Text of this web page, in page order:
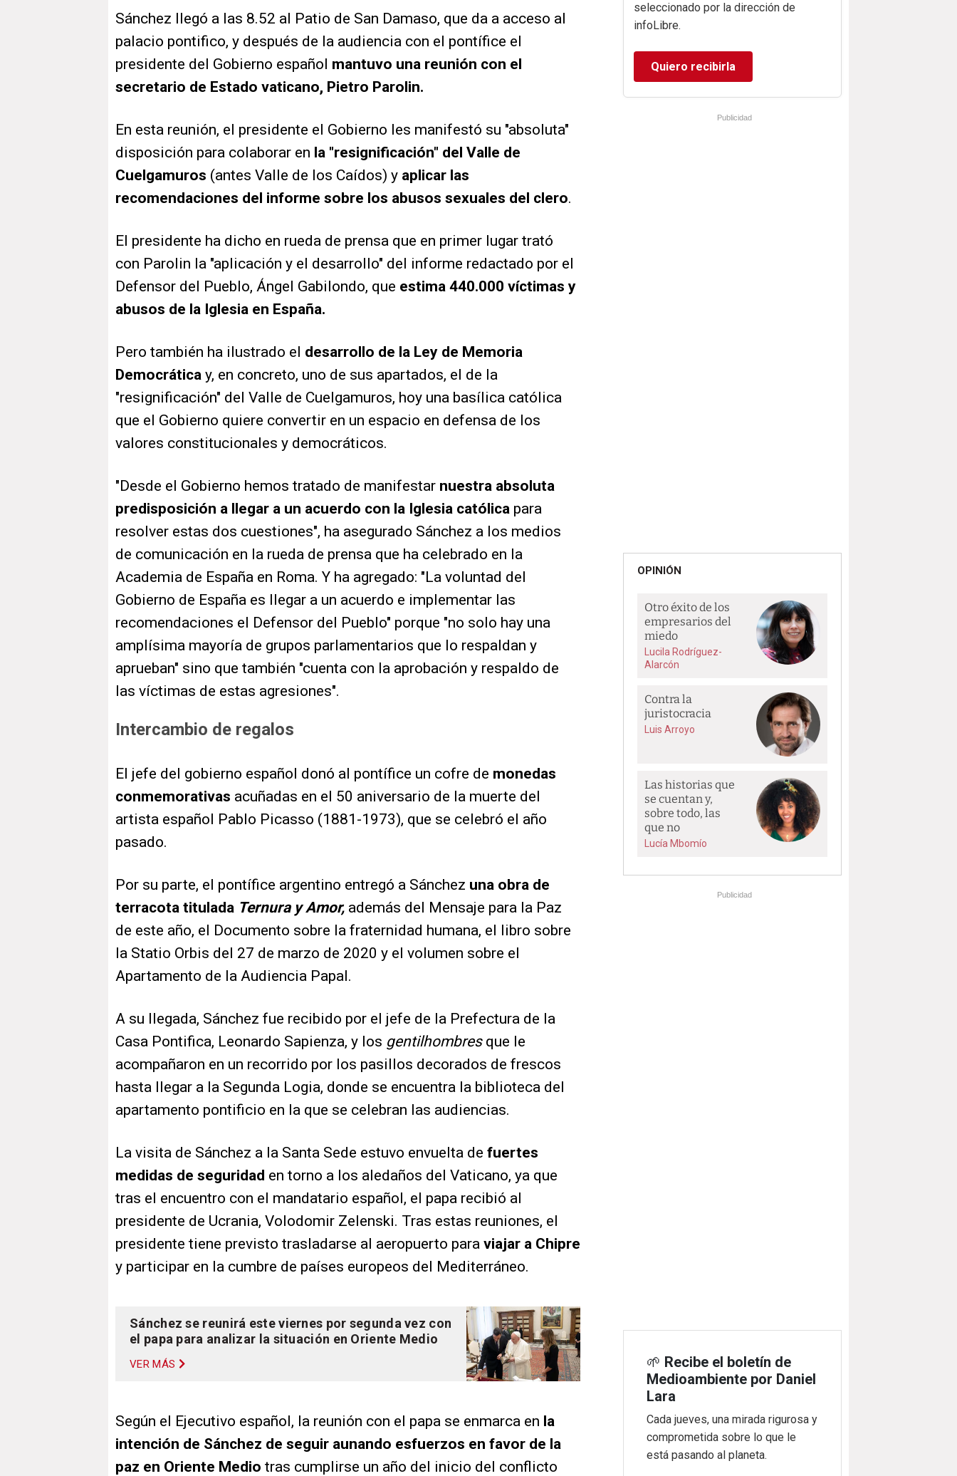
Sánchez llegó a las 8.52 al Patio de San Damaso, que da a acceso al
palacio pontifico, y después de la audiencia con el pontífice el
presidente del Gobierno español mantuvo una reunión con el
secretario de Estado vaticano, Pietro Parolin.
En esta reunión, el presidente el Gobierno les manifestó su "absoluta"
disposición para colaborar en la "resignificación" del Valle de
Cuelgamuros (antes Valle de los Caídos) y aplicar las
recomendaciones del informe sobre los abusos sexuales del clero.
El presidente ha dicho en rueda de prensa que en primer lugar trató
con Parolin la "aplicación y el desarrollo" del informe redactado por el
Defensor del Pueblo, Ángel Gabilondo, que estima 440.000 víctimas y
abusos de la Iglesia en España.
Pero también ha ilustrado el desarrollo de la Ley de Memoria
Democrática y, en concreto, uno de sus apartados, el de la
"resignificación" del Valle de Cuelgamuros, hoy una basílica católica
que el Gobierno quiere convertir en un espacio en defensa de los
valores constitucionales y democráticos.
"Desde el Gobierno hemos tratado de manifestar nuestra absoluta
predisposición a llegar a un acuerdo con la Iglesia católica para
resolver estas dos cuestiones", ha asegurado Sánchez a los medios
de comunicación en la rueda de prensa que ha celebrado en la
Academia de España en Roma. Y ha agregado: "La voluntad del
Gobierno de España es llegar a un acuerdo e implementar las
recomendaciones el Defensor del Pueblo" porque "no solo hay una
amplísima mayoría de grupos parlamentarios que lo respaldan y
aprueban" sino que también "cuenta con la aprobación y respaldo de
las víctimas de estas agresiones".
Intercambio de regalos
El jefe del gobierno español donó al pontífice un cofre de monedas
conmemorativas acuñadas en el 50 aniversario de la muerte del
artista español Pablo Picasso (1881-1973), que se celebró el año
pasado.
Por su parte, el pontífice argentino entregó a Sánchez una obra de
terracota titulada Ternura y Amor, además del Mensaje para la Paz
de este año, el Documento sobre la fraternidad humana, el libro sobre
la Statio Orbis del 27 de marzo de 2020 y el volumen sobre el
Apartamento de la Audiencia Papal.
A su llegada, Sánchez fue recibido por el jefe de la Prefectura de la
Casa Pontifica, Leonardo Sapienza, y los gentilhombres que le
acompañaron en un recorrido por los pasillos decorados de frescos
hasta llegar a la Segunda Logia, donde se encuentra la biblioteca del
apartamento pontificio en la que se celebran las audiencias.
La visita de Sánchez a la Santa Sede estuvo envuelta de fuertes
medidas de seguridad en torno a los aledaños del Vaticano, ya que
tras el encuentro con el mandatario español, el papa recibió al
presidente de Ucrania, Volodomir Zelenski. Tras estas reuniones, el
presidente tiene previsto trasladarse al aeropuerto para viajar a Chipre
y participar en la cumbre de países europeos del Mediterráneo.
Sánchez se reunirá este viernes por segunda vez con
el papa para analizar la situación en Oriente Medio
VER MÁS
Según el Ejecutivo español, la reunión con el papa se enmarca en la
intención de Sánchez de seguir aunando esfuerzos en favor de la
paz en Oriente Medio tras cumplirse un año del inicio del conflicto
seleccionado por la dirección de
infoLibre.
Quiero recibirla
Publicidad
OPINIÓN
Otro éxito de los
empresarios del
miedo
Lucila Rodríguez-
Alarcón
Contra la
juristocracia
Luis Arroyo
Las historias que
se cuentan y,
sobre todo, las
que no
Lucía Mbomío
Publicidad
🌱 Recibe el boletín de
Medioambiente por Daniel
Lara
Cada jueves, una mirada rigurosa y
comprometida sobre lo que le
está pasando al planeta.